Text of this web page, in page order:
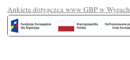
Ankieta dotyączca www GBP w Wyrach